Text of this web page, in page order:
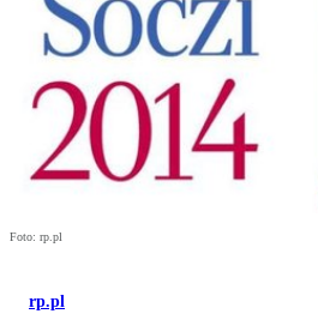
Foto: rp.pl
rp.pl